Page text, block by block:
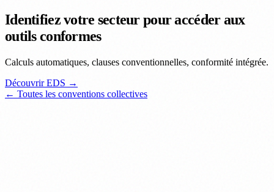
Identifiez votre secteur pour accéder aux
outils conformes
Calculs automatiques, clauses conventionnelles, conformité intégrée.
Découvrir EDS →
← Toutes les conventions collectives